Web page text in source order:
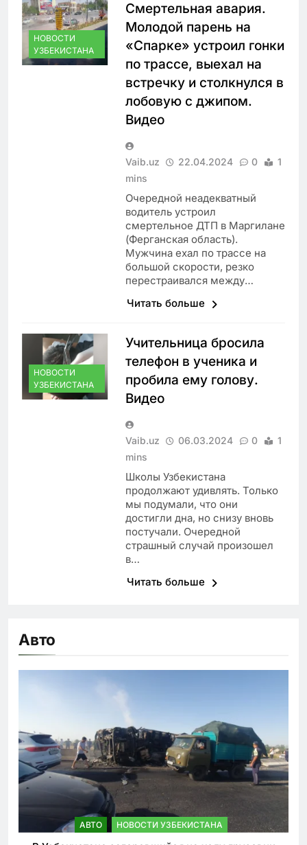
НОВОСТИ
УЗБЕКИСТАНА
Смертельная авария.
Молодой парень на
«Спарке» устроил гонки
по трассе, выехал на
встречку и столкнулся в
лобовую с джипом.
Видео
Vaib.uz 22.04.2024 0
1
mins
Очередной неадекватный
водитель устроил
смертельное ДТП в Маргилане
(Ферганская область).
Мужчина ехал по трассе на
большой скорости, резко
перестраивался между…
Читать больше
НОВОСТИ
УЗБЕКИСТАНА
Учительница бросила
телефон в ученика и
пробила ему голову.
Видео
Vaib.uz 06.03.2024 0
1
mins
Школы Узбекистана
продолжают удивлять. Только
мы подумали, что они
достигли дна, но снизу вновь
постучали. Очередной
страшный случай произошел
в…
Читать больше
Авто
АВТО НОВОСТИ УЗБЕКИСТАНА